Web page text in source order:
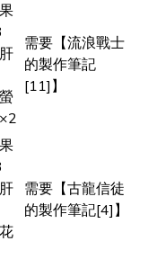
需要【流浪戰士
的製作筆記
[11]】
需要【古龍信徒
的製作筆記[4]】